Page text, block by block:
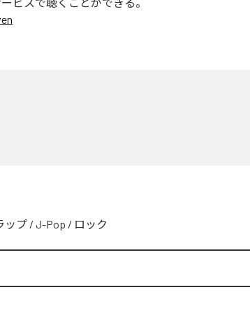
ップ / J-Pop / ロック